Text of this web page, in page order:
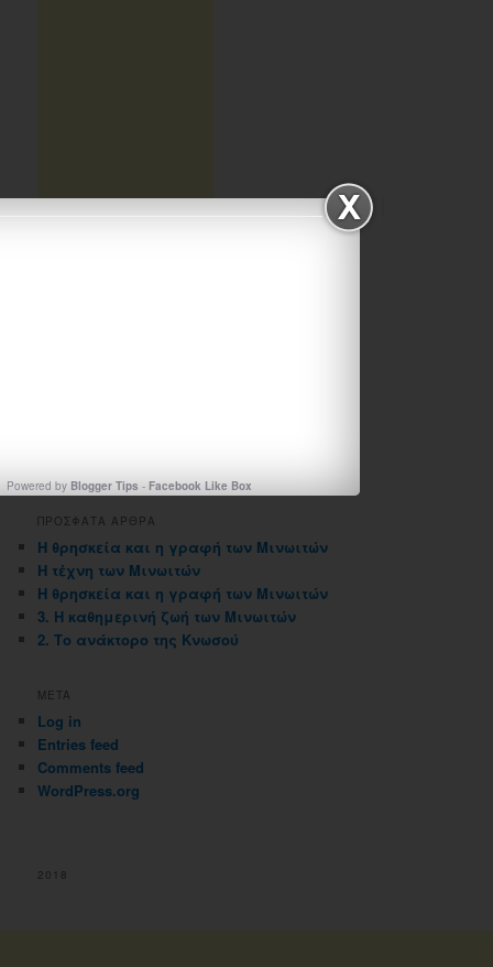
ιστολογιου
ΠΡΟΣΦΑΤΑ ΑΡΘΡΑ
Η θρησκεία και η γραφή των Μινωιτών
Η τέχνη των Μινωιτών
Η θρησκεία και η γραφή των Μινωιτών
3. Η καθημερινή ζωή των Μινωιτών
2. Το ανάκτορο της Κνωσού
META
Log in
Entries feed
Comments feed
WordPress.org
Powered by Blogger Tips - Facebook Like Box
2018